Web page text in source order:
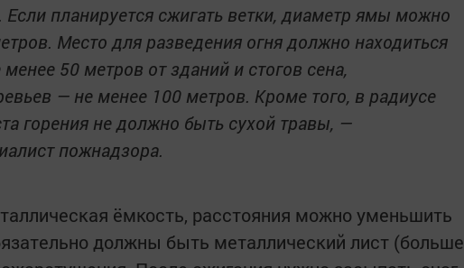
Если планируется сжигать ветки, диаметр ямы можно
Место для разведения огня должно находиться
50 метров от зданий и стогов сена,
— не менее 100 метров. Кроме того, в радиусе
горения не должно быть сухой травы, —
пожнадзора.
ёмкость, расстояния можно уменьшить
должны быть металлический лист (больше